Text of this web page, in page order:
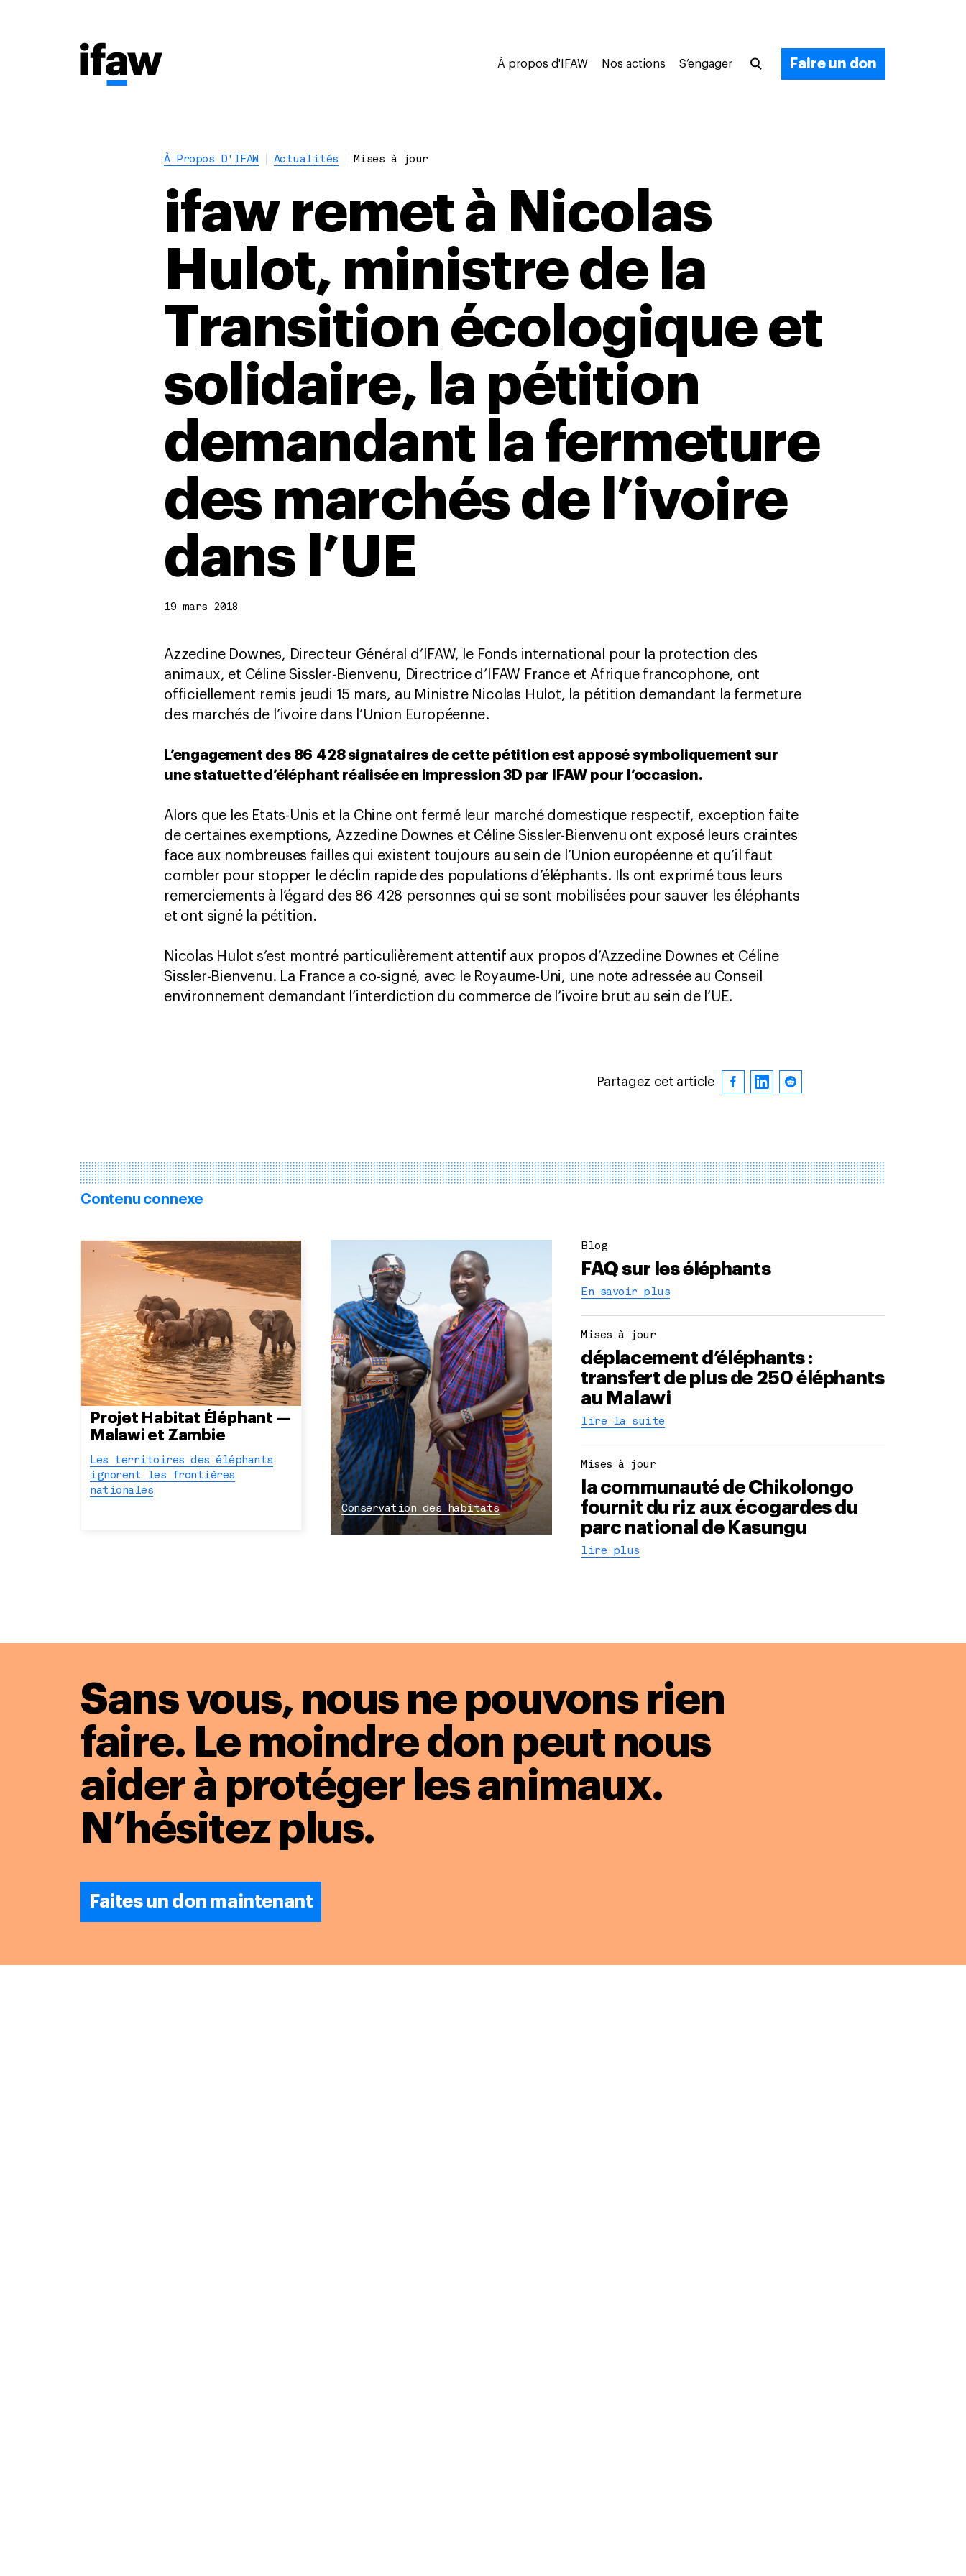
À propos d'IFAW Nos actions S’engager Faire un don
À Propos D'IFAW Actualités Mises à jour
ifaw remet à Nicolas
Hulot, ministre de la
Transition écologique et
solidaire, la pétition
demandant la fermeture
des marchés de l’ivoire
dans l’UE
19 mars 2018
Azzedine Downes, Directeur Général d’IFAW, le Fonds international pour la protection des
animaux, et Céline Sissler-Bienvenu, Directrice d’IFAW France et Afrique francophone, ont
officiellement remis jeudi 15 mars, au Ministre Nicolas Hulot, la pétition demandant la fermeture
des marchés de l’ivoire dans l’Union Européenne.
L’engagement des 86 428 signataires de cette pétition est apposé symboliquement sur
une statuette d’éléphant réalisée en impression 3D par IFAW pour l’occasion.
Alors que les Etats-Unis et la Chine ont fermé leur marché domestique respectif, exception faite
de certaines exemptions, Azzedine Downes et Céline Sissler-Bienvenu ont exposé leurs craintes
face aux nombreuses failles qui existent toujours au sein de l’Union européenne et qu’il faut
combler pour stopper le déclin rapide des populations d’éléphants. Ils ont exprimé tous leurs
remerciements à l’égard des 86 428 personnes qui se sont mobilisées pour sauver les éléphants
et ont signé la pétition.
Nicolas Hulot s’est montré particulièrement attentif aux propos d’Azzedine Downes et Céline
Sissler-Bienvenu. La France a co-signé, avec le Royaume-Uni, une note adressée au Conseil
environnement demandant l’interdiction du commerce de l’ivoire brut au sein de l’UE.
Partagez cet article
Contenu connexe
Projet Habitat Éléphant —
Malawi et Zambie
Les territoires des éléphants
ignorent les frontières
nationales
Conservation des habitats
Blog
FAQ sur les éléphants
En savoir plus
Mises à jour
déplacement d’éléphants :
transfert de plus de 250 éléphants
au Malawi
lire la suite
Mises à jour
la communauté de Chikolongo
fournit du riz aux écogardes du
parc national de Kasungu
lire plus
Sans vous, nous ne pouvons rien
faire. Le moindre don peut nous
aider à protéger les animaux.
N’hésitez plus.
Faites un don maintenant